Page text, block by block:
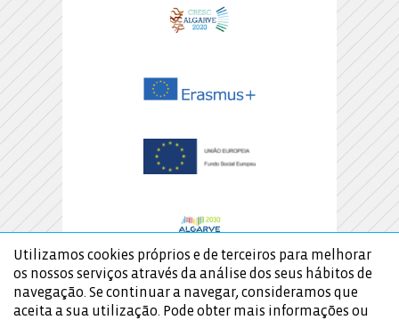
Utilizamos cookies próprios e de terceiros para melhorar
os nossos serviços através da análise dos seus hábitos de
navegação. Se continuar a navegar, consideramos que
aceita a sua utilização. Pode obter mais informações ou